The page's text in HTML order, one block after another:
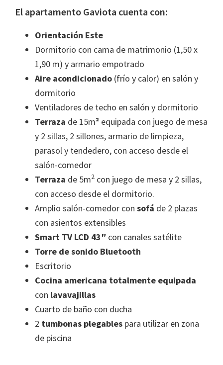
El apartamento Gaviota cuenta con:
Orientación Este
Dormitorio con cama de matrimonio (1,50 x
1,90 m) y armario empotrado
Aire acondicionado (frío y calor) en salón y
dormitorio
Ventiladores de techo en salón y dormitorio
Terraza de 15m² equipada con juego de mesa
y 2 sillas, 2 sillones, armario de limpieza,
parasol y tendedero, con acceso desde el
salón-comedor
Terraza de 5m2 con juego de mesa y 2 sillas,
con acceso desde el dormitorio.
Amplio salón-comedor con sofá de 2 plazas
con asientos extensibles
Smart TV LCD 43″ con canales satélite
Torre de sonido Bluetooth
Escritorio
Cocina americana totalmente equipada
con lavavajillas
Cuarto de baño con ducha
2 tumbonas plegables para utilizar en zona
de piscina